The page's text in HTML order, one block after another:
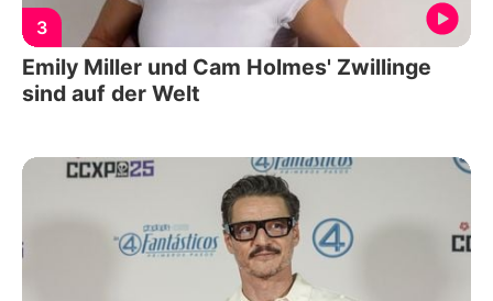
3
Emily Miller und Cam Holmes' Zwillinge
sind auf der Welt